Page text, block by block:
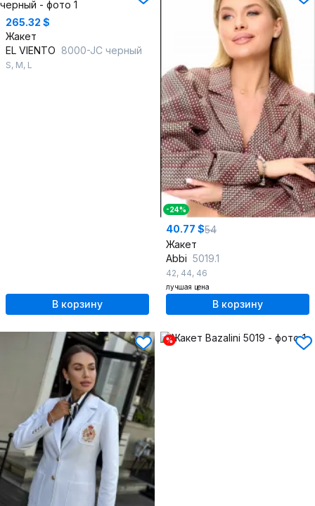
265.32 $
Жакет
EL VIENTO 8000-JC черный
S, M, L
В корзину
-24%
40.77 $54
Жакет
Abbi 5019.1
42, 44, 46
лучшая цена
В корзину
%